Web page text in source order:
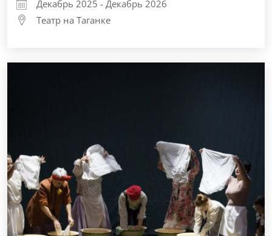
Декабрь 2025 - Декабрь 2026
Театр на Таганке